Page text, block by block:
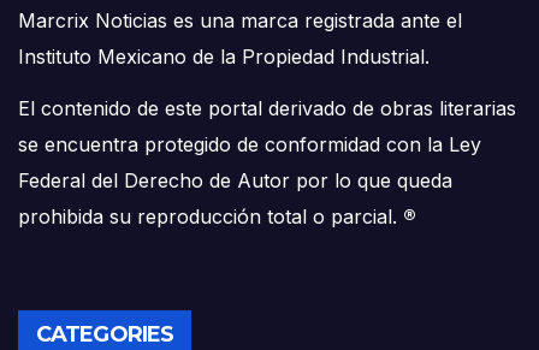
Marcrix Noticias es una marca registrada ante el
Instituto Mexicano de la Propiedad Industrial.
El contenido de este portal derivado de obras literarias
se encuentra protegido de conformidad con la Ley
Federal del Derecho de Autor por lo que queda
prohibida su reproducción total o parcial. ®
CATEGORIES